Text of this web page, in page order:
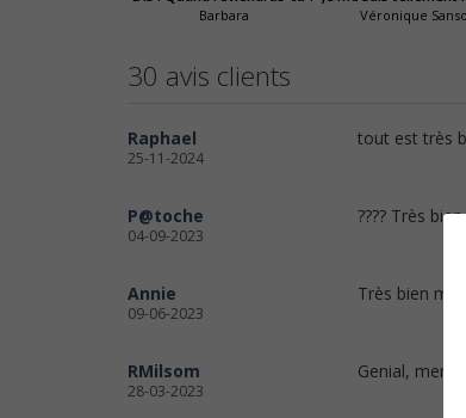
Barbara Véronique
30 avis clients
Raphael
25-11-2024
tout est très
P@toche
04-09-2023
???? Très bien.
Annie
09-06-2023
Très bien
RMilsom
28-03-2023
Genial, merci!